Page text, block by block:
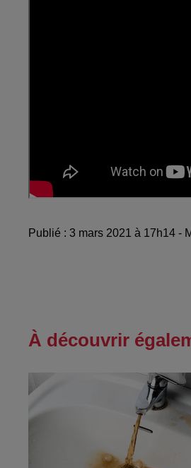
Publié : 3 mars 2021 à 17h14 -
À découvrir